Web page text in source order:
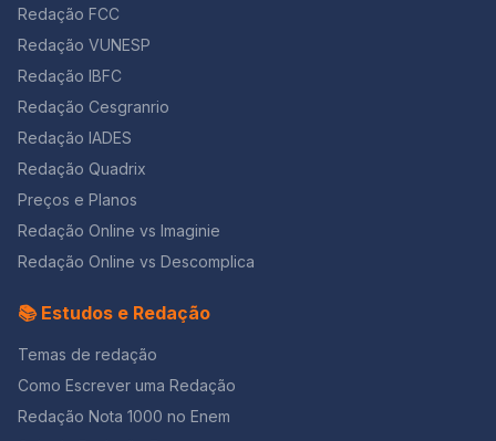
Redação FCC
Redação VUNESP
Redação IBFC
Redação Cesgranrio
Redação IADES
Redação Quadrix
Preços e Planos
Redação Online vs Imaginie
Redação Online vs Descomplica
📚 Estudos e Redação
Temas de redação
Como Escrever uma Redação
Redação Nota 1000 no Enem